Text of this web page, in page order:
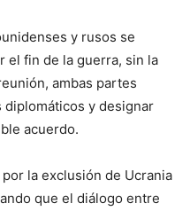
y rusos se
el fin de la guerra, sin la
ambas partes
y designar
acuerdo.
la exclusión de Ucrania
que el diálogo entre